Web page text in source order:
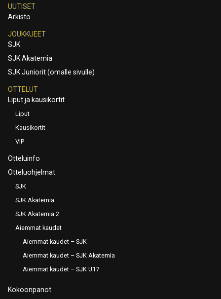
UUTISET
Arkisto
JOUKKUEET
SJK
SJK Akatemia
SJK Juniorit (omalle sivulle)
OTTELUT
Liput ja kausikortit
Liput
Kausikortit
VIP
Otteluinfo
Otteluohjelmat
SJK
SJK Akatemia
SJK Akatemia 2
Aiemmat kaudet
Aiemmat kaudet – SJK
Aiemmat kaudet – SJK Akatemia
Aiemmat kaudet – SJK U17
Kokoonpanot